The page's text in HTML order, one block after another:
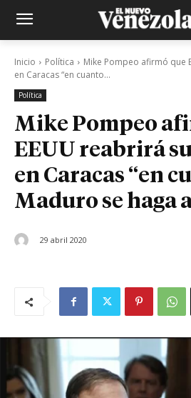
Inicio Política
Mike Pompeo afirmó que
en Caracas “en cuanto...
Política
Mike Pompeo
EEUU reabrirá
en Caracas “en
Maduro se haga
29 abril 2020